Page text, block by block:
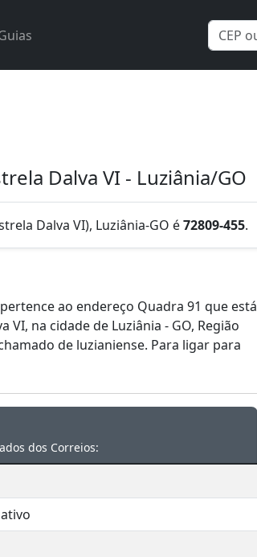
Dalva VI - Luziânia/GO
Dalva VI), Luziânia-GO é72809-455.
ao endereço Quadra 91 que está
na cidade de Luziânia - GO, Região
de luzianiense. Para ligar para
dos Correios: